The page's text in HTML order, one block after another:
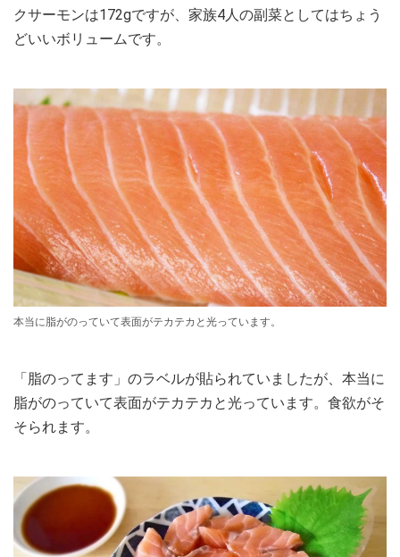
クサーモンは172gですが、家族4人の副菜としてはちょう
どいいボリュームです。
本当に脂がのっていて表面がテカテカと光っています。
「脂のってます」のラベルが貼られていましたが、本当に
脂がのっていて表面がテカテカと光っています。食欲がそ
そられます。